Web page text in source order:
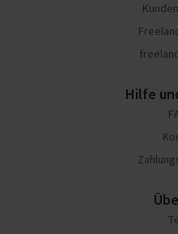
Hilfe